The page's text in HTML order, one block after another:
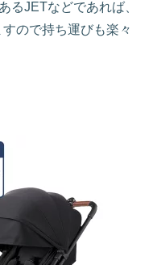
るJETなどであれば、
ので持ち運びも楽々